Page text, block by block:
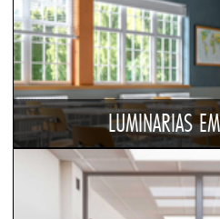
LUMINARIAS